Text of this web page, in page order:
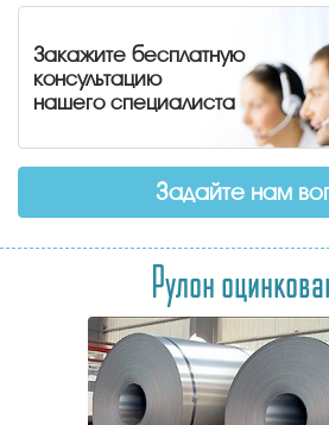
Закажите бесплатную
консультацию
нашего специалиста
Задайте нам
Рулон